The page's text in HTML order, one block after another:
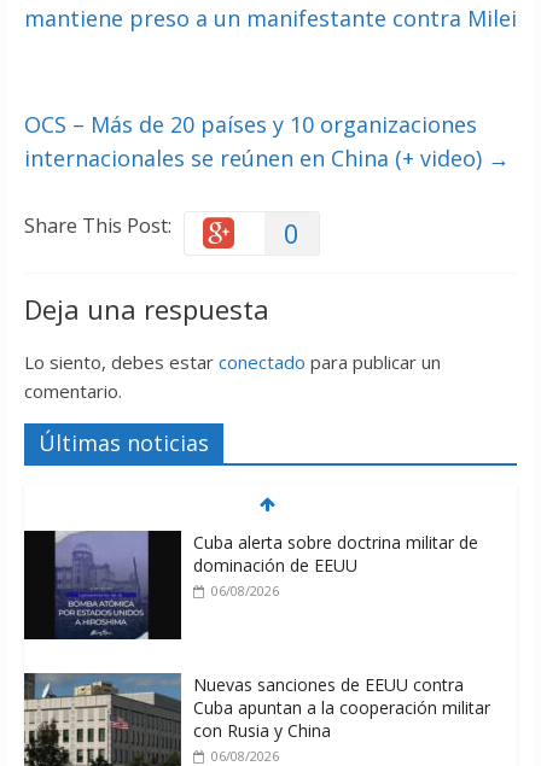
mantiene preso a un manifestante contra Milei
OCS – Más de 20 países y 10 organizaciones
internacionales se reúnen en China (+ video) →
Share This Post: 0
Deja una respuesta
Lo siento, debes estar conectado para publicar un
comentario.
Últimas noticias
Cuba alerta sobre doctrina militar de
dominación de EEUU
06/08/2026
Nuevas sanciones de EEUU contra
Cuba apuntan a la cooperación militar
con Rusia y China
06/08/2026